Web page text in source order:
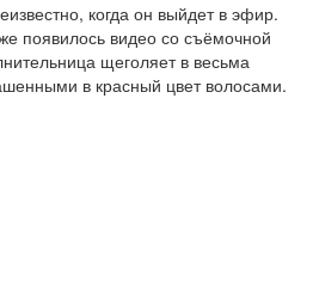
когда он выйдет в эфир.
появилось видео со съёмочной
щеголяет в весьма
в красный цвет волосами.